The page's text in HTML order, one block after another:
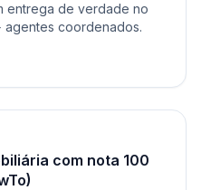
entrega de verdade no
agentes coordenados.
com nota 100